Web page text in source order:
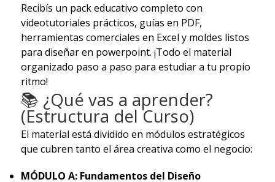
Recibís un pack educativo completo con
videotutoriales prácticos, guías en PDF,
herramientas comerciales en Excel y moldes listos
para diseñar en powerpoint. ¡Todo el material
organizado paso a paso para estudiar a tu propio
ritmo!
📚 ¿Qué vas a aprender?
(Estructura del Curso)
El material está dividido en módulos estratégicos
que cubren tanto el área creativa como el negocio:
MÓDULO A: Fundamentos del Diseño